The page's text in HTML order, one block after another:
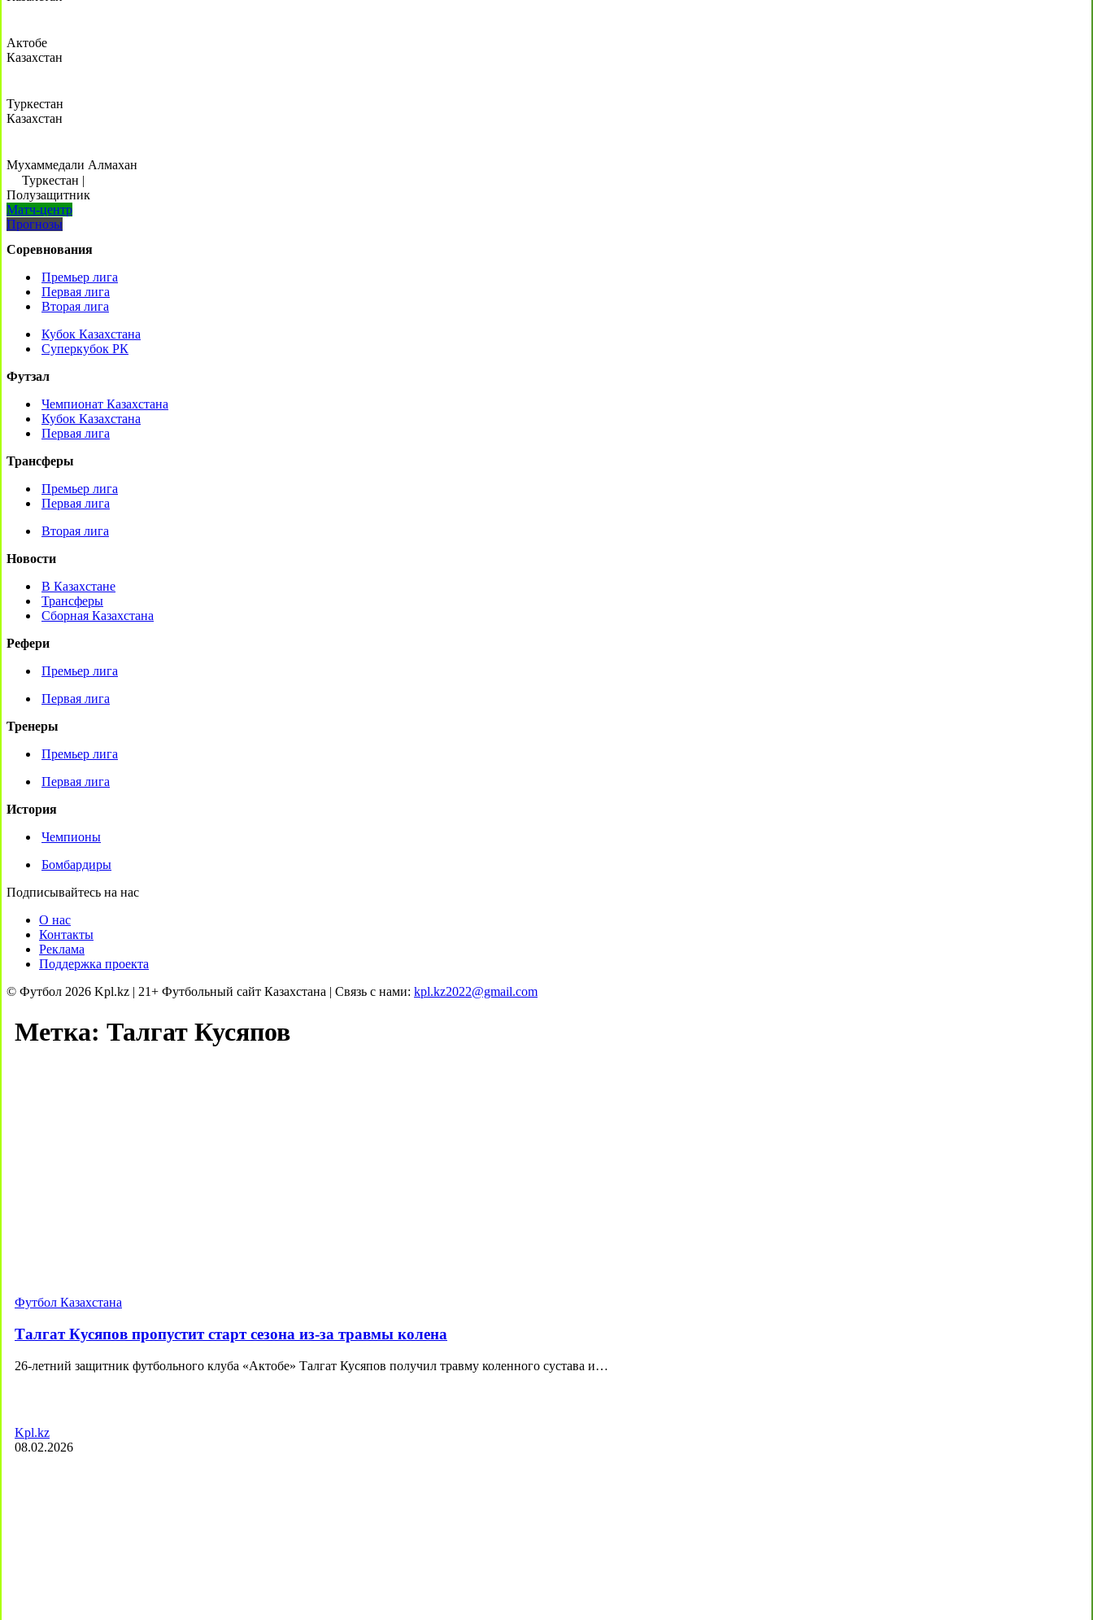
Актобе
Казахстан
Туркестан
Казахстан
Мухаммедали Алмахан
Туркестан |
Полузащитник
Матч-центр
Прогнозы
Соревнования
Премьер лига
Первая лига
Вторая лига
Кубок Казахстана
Суперкубок РК
Футзал
Чемпионат Казахстана
Кубок Казахстана
Первая лига
Трансферы
Премьер лига
Первая лига
Вторая лига
Новости
В Казахстане
Трансферы
Сборная Казахстана
Рефери
Премьер лига
Первая лига
Тренеры
Премьер лига
Первая лига
История
Чемпионы
Бомбардиры
Подписывайтесь на нас
О нас
Контакты
Реклама
Поддержка проекта
© Футбол 2026 Kpl.kz | 21+ Футбольный сайт Казахстана | Связь с нами: kpl.kz2022@gmail.com
Метка: Талгат Кусяпов
Футбол Казахстана
Талгат Кусяпов пропустит старт сезона из-за травмы колена
26-летний защитник футбольного клуба «Актобе» Талгат Кусяпов получил травму коленного сустава и…
Kpl.kz
08.02.2026